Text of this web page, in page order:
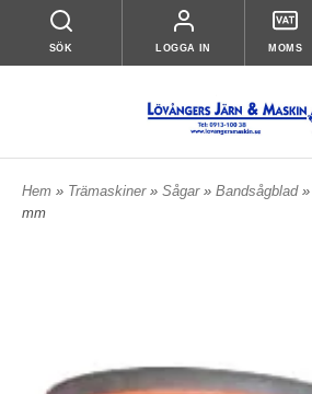
SÖK LOGGA IN MOMS
Hem » Trämaskiner » Sågar » Bandsågblad
mm